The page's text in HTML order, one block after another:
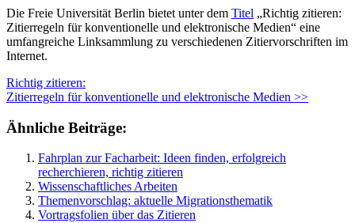
Die Freie Universität Berlin bietet unter dem Titel „Richtig zitieren:
Zitierregeln für konventionelle und elektronische Medien“ eine
umfangreiche Linksammlung zu verschiedenen Zitiervorschriften im
Internet.
Richtig zitieren:
Zitierregeln für konventionelle und elektronische Medien >>
Ähnliche Beiträge:
Fahrplan zur Facharbeit: Ideen finden, erfolgreich
recherchieren, richtig zitieren
Wissenschaftliches Arbeiten
Themenvorschlag: aktuelle Migrationsthematik
Vortragsfolien über das Zitieren